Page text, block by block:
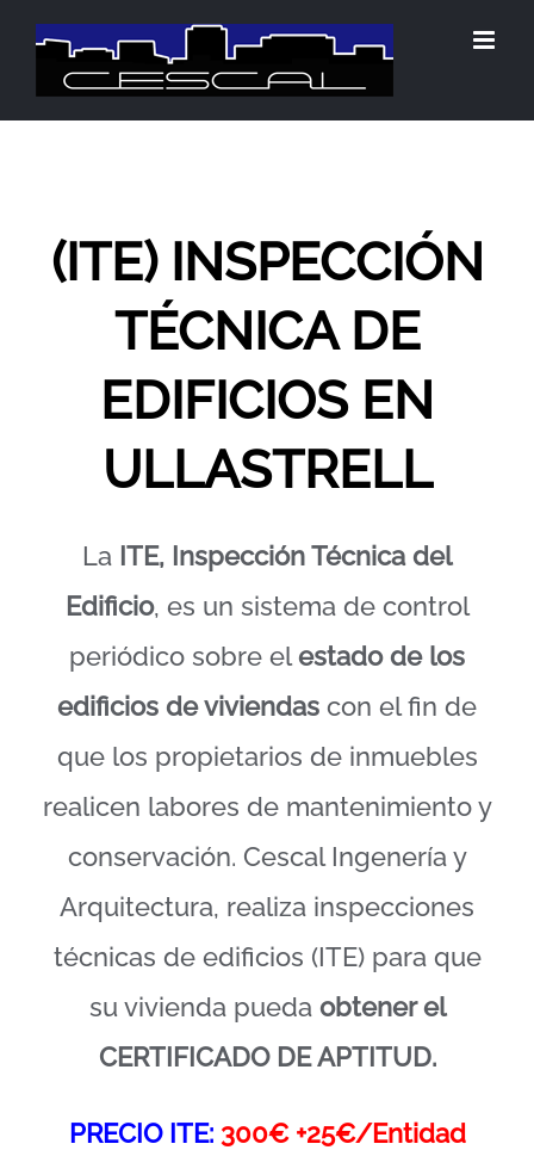
Saltar
contenido
(ITE) INSPECCIÓN
TÉCNICA DE
EDIFICIOS EN
ULLASTRELL
La ITE, Inspección Técnica del
Edificio, es un sistema de control
periódico sobre elestado de los
edificios de viviendas con el fin de
que los propietarios de inmuebles
realicen labores de mantenimiento y
conservación. Cescal Ingenería y
Arquitectura, realiza inspecciones
técnicas de edificios (ITE) para que
su vivienda pueda obtener el
CERTIFICADO DE APTITUD.
PRECIO ITE: 300€ +25€/Entidad